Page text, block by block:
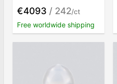
€4093 / 242/ct
Free worldwide shipping